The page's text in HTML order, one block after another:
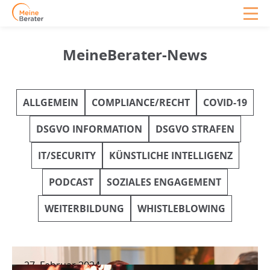
MeineBerater-News
ALLGEMEIN COMPLIANCE/RECHT
COVID-19
DSGVO INFORMATION
DSGVO STRAFEN
IT/SECURITY
KÜNSTLICHE INTELLIGENZ
PODCAST
SOZIALES ENGAGEMENT
WEITERBILDUNG
WHISTLEBLOWING
27. Februar 2024
Launige Fortbildung: Whistleblowing und